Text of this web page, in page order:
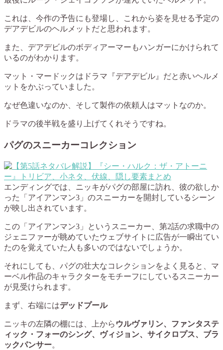
これは、今作の予告にも登場し、これから姿を見せる予定の
デアデビルのヘルメットだと思われます。
また、デアデビルのボディアーマーもハンガーにかけられて
いるのがわかります。
マット・マードックはドラマ『デアデビル』だと赤いヘルメ
ットをかぶっていました。
なぜ色違いなのか、そして製作の依頼人はマットなのか。
ドラマの後半戦を盛り上げてくれそうですね。
パグのスニーカーコレクション
エンディングでは、ニッキがパグの部屋に訪れ、彼の欲しか
った「アイアンマン3」のスニーカーを開封しているシーン
が映し出されています。
この「アイアンマン3」というスニーカー、第2話の求職中の
ジェニファーが眺めていたウェブサイトに広告が一瞬出てい
たのを覚えていた人も多いのではないでしょうか。
それにしても、パグの壮大なコレクションをよく見ると、マ
ーベル作品のキャラクターをモチーフにしているスニーカー
が見受けられます。
まず、右端にはデッドプール
ニッキの左隣の棚には、上から ウルヴァリン、ファンタステ
ィック・フォーのシング、ヴィジョン、サイクロプス、ブラ
ックパンサー。